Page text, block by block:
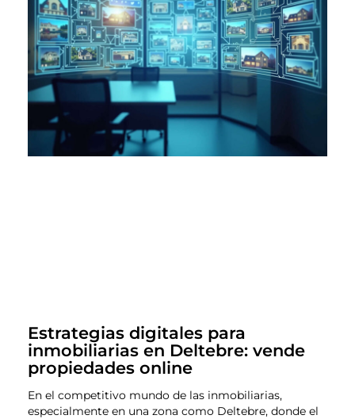
Estrategias digitales para
inmobiliarias en Deltebre: vende
propiedades online
En el competitivo mundo de las inmobiliarias,
especialmente en una zona como Deltebre, donde el